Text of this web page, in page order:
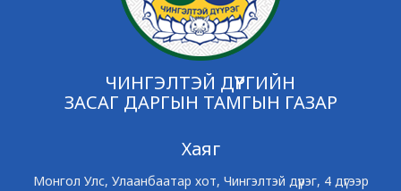
ЧИНГЭЛТЭЙ ДҮҮРГИЙН
ЗАСАГ ДАРГЫН ТАМГЫН ГАЗАР
Хаяг
Монгол Улс, Улаанбаатар хот, Чингэлтэй дүүрэг, 4 дүгээр